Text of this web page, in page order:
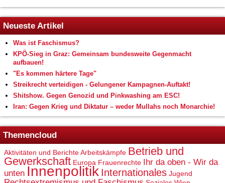
Neueste Artikel
Was ist Faschismus?
KPÖ-Sieg in Graz: Gemeinsam bundesweite Gegenmacht
aufbauen!
"Es kommen härtere Tage"
Streikrecht verteidigen - Gelungener Kampagnen-Auftakt!
Shitshow. Gegen Genozid und Pinkwashing am ESC!
Iran: Gegen Krieg und Diktatur – weder Mullahs noch Monarchie!
Themencloud
Aktivitäten und BerichteArbeitskämpfe Betrieb und
Gewerkschaft Europa Frauenrechte Ihr da oben - Wir da
unten Innenpolitik Internationales Jugend